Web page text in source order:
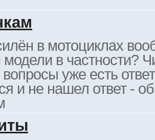
в мотоциклах
модели в частности?
вопросы уже есть
и не нашел ответ -